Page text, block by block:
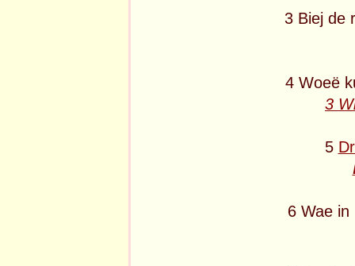
3 Biej de
4 Woeë
3
5
6 Wae in